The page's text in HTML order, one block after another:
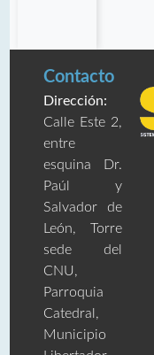
Contacto
Dirección:
Calle Este 2,
entre
esquina Dr.
Paúl y
Salvador de
León, Torre
sede del
CNU,
Parroquia
Catedral,
Municipio